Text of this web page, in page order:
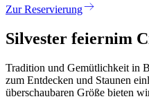
Zur Reservierung
Silvester feiernim
Tradition und Gemütlichkeit in
zum Entdecken und Staunen
überschaubaren Größe bieten